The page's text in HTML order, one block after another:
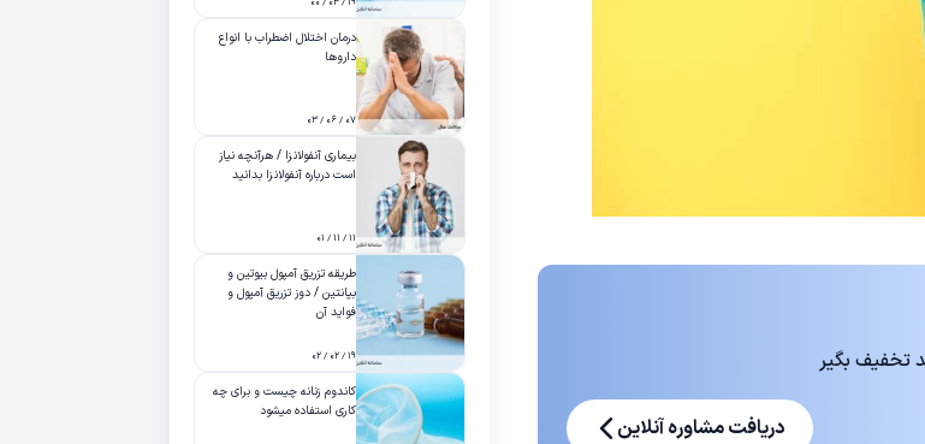
دریافت مشاوره آنلاین
درمان اختلال اضطراب با انواع
داروها
۰۷ / ۰۶ / ۰۳
بیماری آنفولانزا / هرآنچه نیاز
است درباره آنفولانزا بدانید
۱۱ / ۱۱ / ۰۱
طریقه تزریق آمپول بیوتین و
بپانتین / دوز تزریق آمپول و
فواید آن
۱۹ / ۰۲ / ۰۲
کاندوم زنانه چیست و برای چه
کاری استفاده میشود